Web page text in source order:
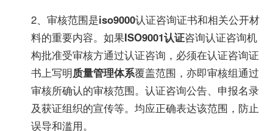
2、审核范围是iso9000认证咨询证书和相关公开材
料的重要内容。如果ISO9001认证咨询认证咨询机
构批准受审核方通过认证咨询，必须在认证咨询证
书上写明质量管理体系覆盖范围，亦即审核组通过
审核所确认的审核范围。认证咨询公告、申报名录
及获证组织的宣传等。均应正确表达该范围，防止
误导和滥用。